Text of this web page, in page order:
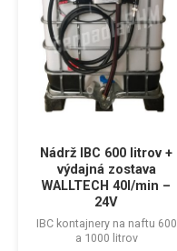
Nádrž IBC 600 litrov +
výdajná zostava
WALLTECH 40l/min –
24V
IBC kontajnery na naftu 600
a 1000 litrov